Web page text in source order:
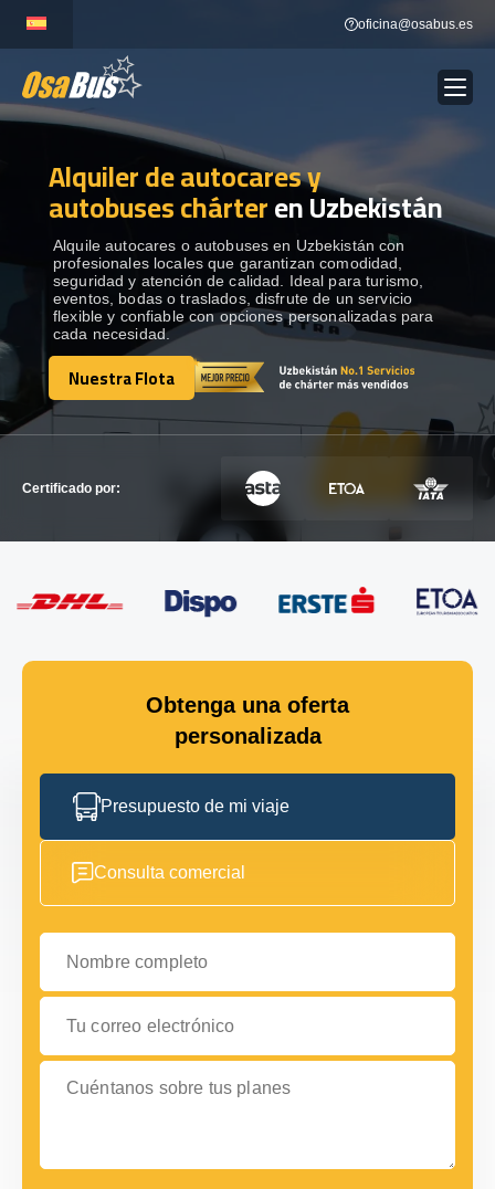
content
oficina@osabus.es
ALQUILER DE AUTOCARES
DESTINOS Show dropdown
RECORRIDAS Show dropdown
FLOTA
Alquiler de autocares y
autobuses chárteren Uzbekistán
Alquile autocares o autobuses en Uzbekistán con
profesionales locales que garantizan comodidad,
seguridad y atención de calidad. Ideal para turismo,
eventos, bodas o traslados, disfrute de un servicio
flexible y confiable con opciones personalizadas para
cada necesidad.
Nuestra Flota
Nuestra Flota
Certificado por:
Obtenga una oferta
personalizada
Presupuesto de mi viaje
Consulta comercial
Nombre completo
Tu correo electrónico
Cuéntanos sobre tus planes